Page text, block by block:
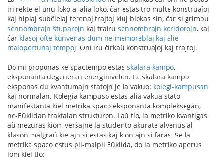
iri rekte el unu loko al alia loko, ĉar estas tro multe konstruaĵoj
kaj hipiaj subĉielaj terenaj trajtoj kiuj blokas sin, ĉar si grimpu
sennombrajn ŝtuparojn kaj trairu sennombrajn koridorojn, kaj
ĉar klasoj ofte kunvenas dum ne-memoreblaj kaj alie
maloportunaj tempoj. Oni iru ĉirkaŭ konstruaĵoj kaj trajtoj.
Do mi proponas ke spactempo estas skalara kampo,
eksponanta degeneran energinivelon. La skalara kampo
eksponas du kvantumajn statojn je la vakuo: kolegi-kampusan
kaj normalan. Kolegia kampuso estas alia vakua stato
manifestanta kiel metrika spaco eksponanta kompleksegan,
ne-Eŭklidan fraktalan strukturon. Laŭ tio, la metriko kvantigas
aŭ mezuras kiom verŝajne la studento akurate alvenus al
klason malgraŭ kie ajn si estas kaj kion ajn si faras. Se la
metrika spaco estus pli-malpli Eŭklida, do la metriko aperus
iom kiel tio: